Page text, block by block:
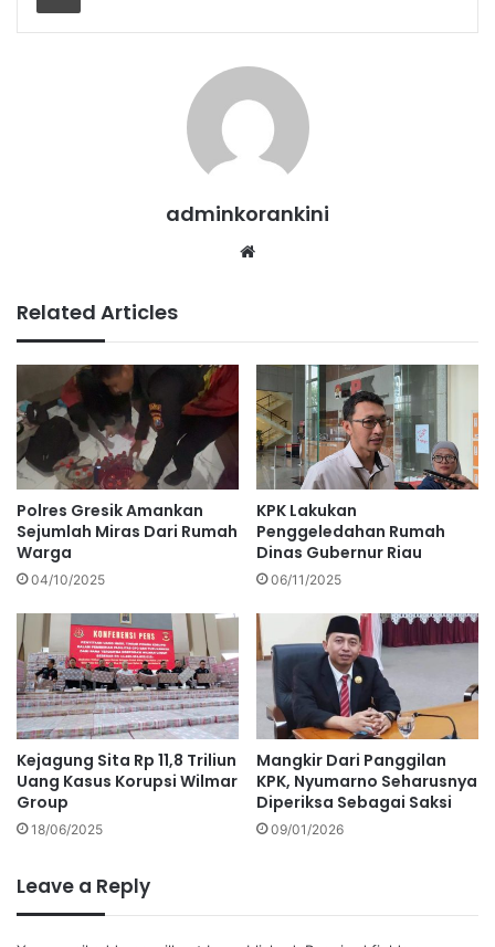
adminkorankini
Related Articles
Polres Gresik Amankan
Sejumlah Miras Dari Rumah
Warga
04/10/2025
KPK Lakukan
Penggeledahan Rumah
Dinas Gubernur Riau
06/11/2025
Kejagung Sita Rp 11,8 Triliun
Uang Kasus Korupsi Wilmar
Group
18/06/2025
Mangkir Dari Panggilan
KPK, Nyumarno Seharusnya
Diperiksa Sebagai Saksi
09/01/2026
Leave a Reply